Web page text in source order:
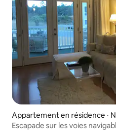
Appartement en résidence ⋅
ach
Escapade sur les voies